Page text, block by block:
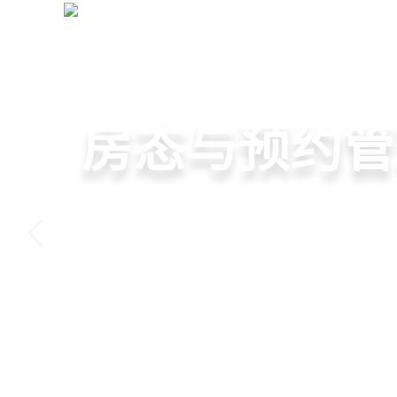
智慧月子中心
母婴健康与护
房态与预约
会员营销与智